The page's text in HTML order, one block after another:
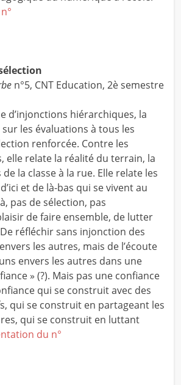
n°5, CNT Education, 2è semestre
d’injonctions hiérarchiques, la
les évaluations à tous les
renforcée. Contre les
elle relate la réalité du terrain, la
la classe à la rue. Elle relate les
et de là-bas qui se vivent au
pas de sélection, pas
de faire ensemble, de lutter
réfléchir sans injonction des
les autres, mais de l’écoute
envers les autres dans une
» (?). Mais pas une confiance
qui se construit avec des
qui se construit en partageant les
qui se construit en luttant
du n°